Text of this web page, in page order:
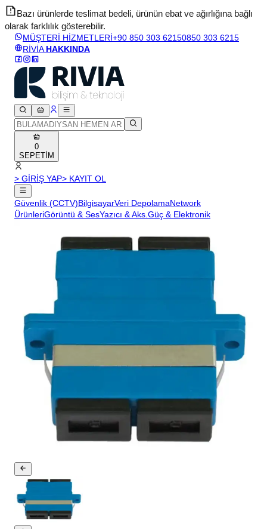
Bazı ürünlerde teslimat bedeli, ürünün ebat ve ağırlığına bağlı
olarak farklılık gösterebilir.
MÜŞTERİ HİZMETLERİ+90 850 303 62150850 303 6215
RİVİA HAKKINDA
0
SEPETİM
> GİRİŞ YAP> KAYIT OL
Güvenlik (CCTV)BilgisayarVeri DepolamaNetwork
ÜrünleriGörüntü & SesYazıcı & Aks.Güç & Elektronik